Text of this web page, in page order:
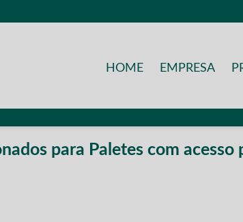
HOME EMPRESA
para Paletes com acesso